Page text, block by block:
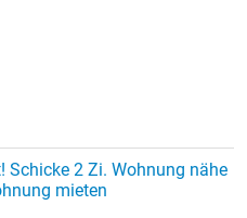
Schicke 2 Zi. Wohnung nähe
mieten